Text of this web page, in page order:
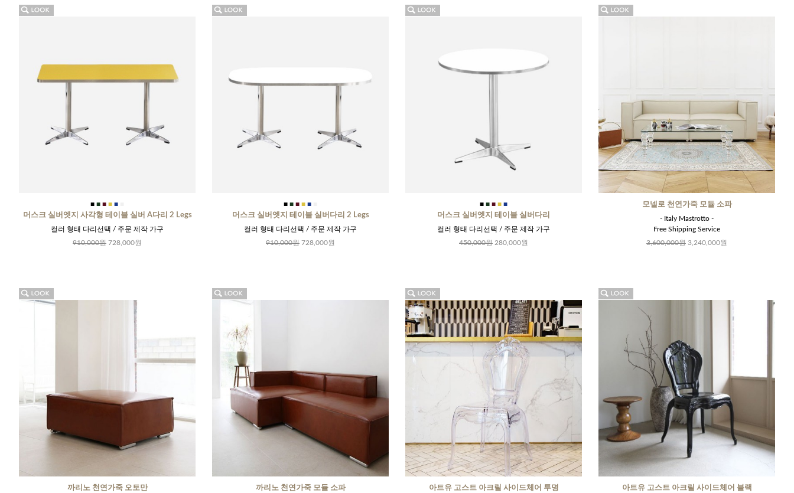
■ ■ ■ ■ ■
머스크 실버엣지 사각형 테이블 실버 A다리 2 Legs
컬러 형태 다리선택 / 주문 제작 가구
910,000원 728,000원
■ ■ ■ ■ ■
머스크 실버엣지 테이블 실버다리 2 Legs
컬러 형태 다리선택 / 주문 제작 가구
910,000원 728,000원
■ ■ ■ ■ ■
머스크 실버엣지 테이블 실버다리
컬러 형태 다리선택 / 주문 제작 가구
450,000원 280,000원
모넬로 천연가죽 모듈 소파
- Italy Mastrotto -
Free Shipping Service
3,600,000원 3,240,000원
까리노 천연가죽 오토만 까리노 천연가죽 모듈 소파 아트유 고스트 아크릴 사이드체어 투명 아트유 고스트 아크릴 사이드체어 블랙